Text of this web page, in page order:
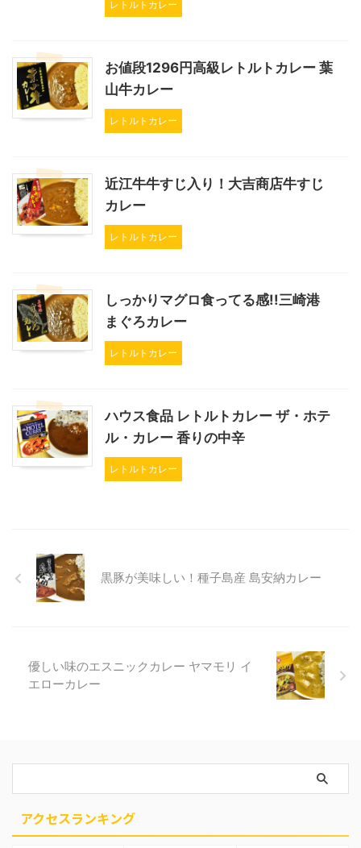
レトルトカレー
お値段1296円高級レトルトカレー 葉
山牛カレー
レトルトカレー
近江牛牛すじ入り！大吉商店牛すじ
カレー
レトルトカレー
しっかりマグロ食ってる感!!三崎港
まぐろカレー
レトルトカレー
ハウス食品 レトルトカレー ザ・ホテ
ル・カレー 香りの中辛
レトルトカレー
黒豚が美味しい！種子島産 島安納カレー
優しい味のエスニックカレー ヤマモリ イ
エローカレー
アクセスランキング